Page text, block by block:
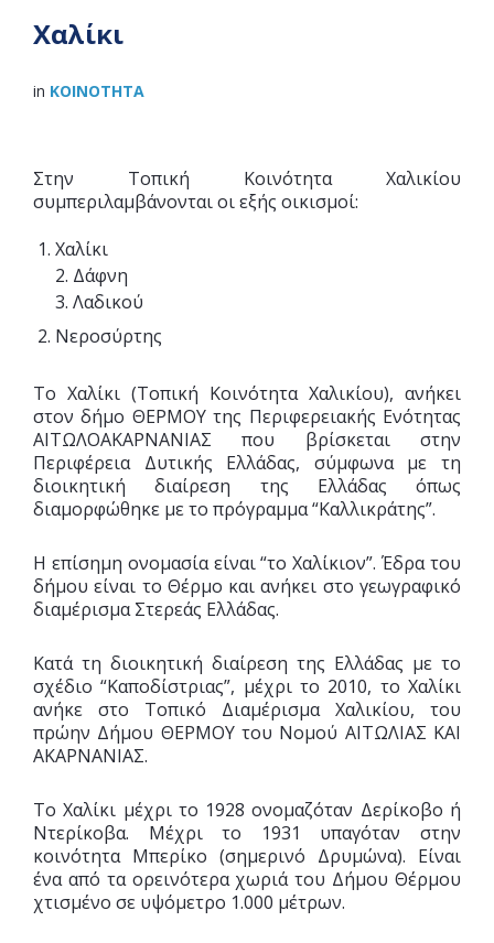
Χαλίκι
in ΚΟΙΝΌΤΗΤΑ
Στην Τοπική Κοινότητα Χαλικίου
συμπεριλαμβάνονται οι εξής οικισμοί:
Χαλίκι
2. Δάφνη
3. Λαδικού
Νεροσύρτης
Το Χαλίκι (Τοπική Κοινότητα Χαλικίου), ανήκει
στον δήμο ΘΕΡΜΟΥ της Περιφερειακής Ενότητας
ΑΙΤΩΛΟΑΚΑΡΝΑΝΙΑΣ που βρίσκεται στην
Περιφέρεια Δυτικής Ελλάδας, σύμφωνα με τη
διοικητική διαίρεση της Ελλάδας όπως
διαμορφώθηκε με το πρόγραμμα “Καλλικράτης”.
Η επίσημη ονομασία είναι “το Χαλίκιον”. Έδρα του
δήμου είναι το Θέρμο και ανήκει στο γεωγραφικό
διαμέρισμα Στερεάς Ελλάδας.
Κατά τη διοικητική διαίρεση της Ελλάδας με το
σχέδιο “Καποδίστριας”, μέχρι το 2010, το Χαλίκι
ανήκε στο Τοπικό Διαμέρισμα Χαλικίου, του
πρώην Δήμου ΘΕΡΜΟΥ του Νομού ΑΙΤΩΛΙΑΣ ΚΑΙ
ΑΚΑΡΝΑΝΙΑΣ.
Το Χαλίκι μέχρι το 1928 ονομαζόταν Δερίκοβο ή
Ντερίκοβα. Μέχρι το 1931 υπαγόταν στην
κοινότητα Μπερίκο (σημερινό Δρυμώνα). Είναι
ένα από τα ορεινότερα χωριά του Δήμου Θέρμου
χτισμένο σε υψόμετρο 1.000 μέτρων.